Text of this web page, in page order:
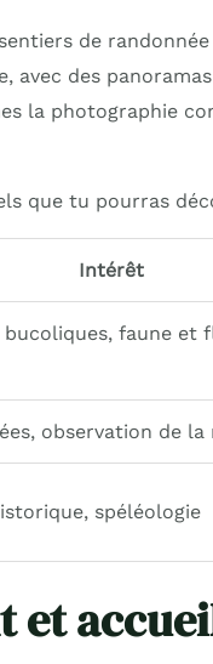
de
avec des
la photographie
que tu pourras
Intérêt
bucoliques, faune et
observation de la
spéléologie
et